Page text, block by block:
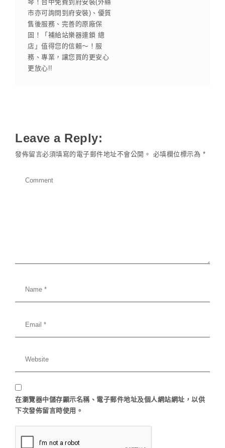
琴！台中免費到府安裝(外縣
市亦可詢問到府安裝)、優質
售後服務、完善的原廠保
固！「補給站樂器連鎖 總
店」值得您的信賴～！服
務、專業，讓您買的更安心
更放心!!
Leave a Reply:
發佈留言必須填寫的電子郵件地址不會公開。 必填欄位標示為 *
在瀏覽器中儲存顯示名稱、電子郵件地址及個人網站網址，以供
下次發佈留言時使用。